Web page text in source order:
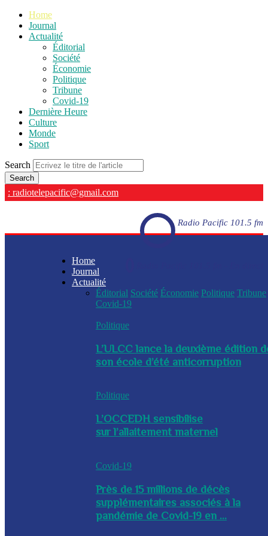
Home
Journal
Actualité
Éditorial
Société
Économie
Politique
Tribune
Covid-19
Dernière Heure
Culture
Monde
Sport
Search
: radiotelepacific@gmail.com
Radio Pacific 101.5 fm
Home
Journal
Actualité
Éditorial Société Économie Politique Tribune
Covid-19
Politique
L’ULCC lance la deuxième édition
son école d’été anticorruption
Politique
L’OCCEDH sensibilise
sur l’allaitement maternel
Covid-19
Près de 15 millions de décès
supplémentaires associés à la
pandémie de Covid-19 en ...